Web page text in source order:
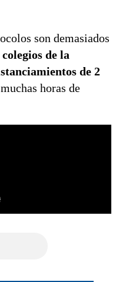
son demasiados
colegios de la
de 2
horas de